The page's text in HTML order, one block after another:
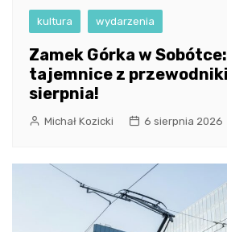
kultura wydarzenia
Zamek Górka w
tajemnice z
sierpnia!
Michał Kozicki 6 sierpnia 2026